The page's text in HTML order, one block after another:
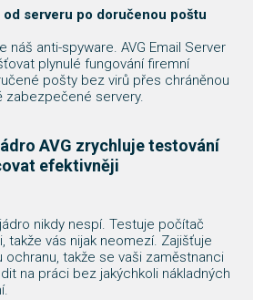
od serveru po doručenou poštu
náš anti-spyware. AVG Email Server
plynulé fungování firemní
pošty bez virů přes chráněnou
zabezpečené servery.
AVG zrychluje testování
efektivněji
nikdy nespí. Testuje počítač
takže vás nijak neomezí. Zajišťuje
takže se vaši zaměstnanci
na práci bez jakýchkoli nákladných